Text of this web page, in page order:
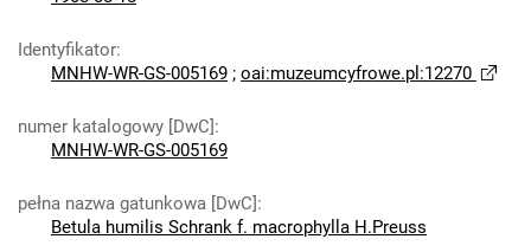
Identyfikator:
MNHW-WR-GS-005169 ; oai:muzeumcyfrowe.pl:12270
numer katalogowy [DwC]:
MNHW-WR-GS-005169
pełna nazwa gatunkowa [DwC]:
Betula humilis Schrank f. macrophylla H.Preuss